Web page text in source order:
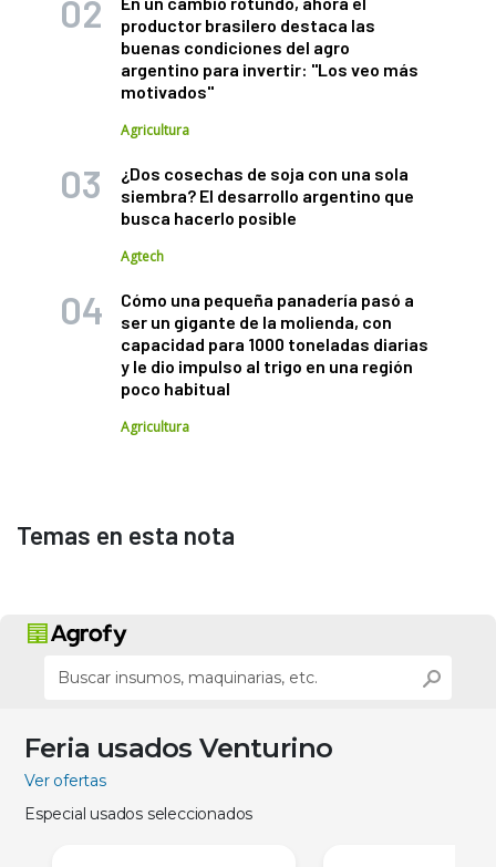
productor brasilero destaca las
buenas condiciones del agro
argentino para invertir: "Los veo más
motivados"
Agricultura
¿Dos cosechas de soja con una sola
siembra? El desarrollo argentino que
busca hacerlo posible
Agtech
Cómo una pequeña panadería pasó a
ser un gigante de la molienda, con
capacidad para 1000 toneladas diarias
y le dio impulso al trigo en una región
poco habitual
Agricultura
Temas en esta nota
Feria usados Venturino
Ver ofertas
Especial usados seleccionados